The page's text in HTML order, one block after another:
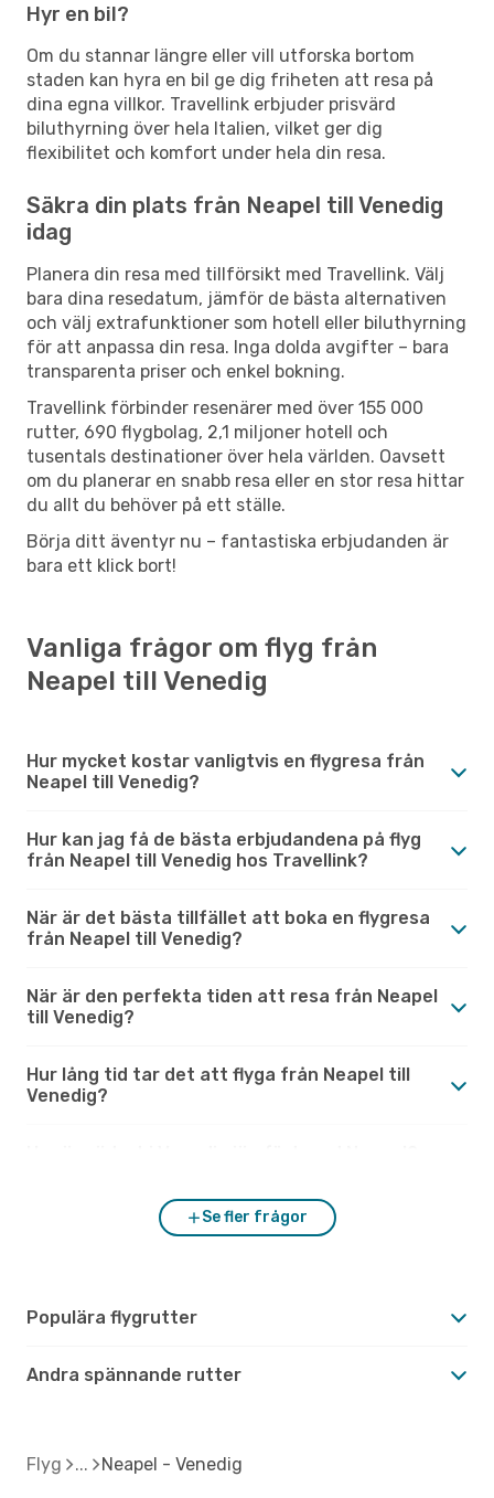
Hyr en bil?
Om du stannar längre eller vill utforska bortom
staden kan hyra en bil ge dig friheten att resa på
dina egna villkor. Travellink erbjuder prisvärd
biluthyrning över hela Italien, vilket ger dig
flexibilitet och komfort under hela din resa.
Säkra din plats från Neapel till Venedig
idag
Planera din resa med tillförsikt med Travellink. Välj
bara dina resedatum, jämför de bästa alternativen
och välj extrafunktioner som hotell eller biluthyrning
för att anpassa din resa. Inga dolda avgifter – bara
transparenta priser och enkel bokning.
Travellink förbinder resenärer med över 155 000
rutter, 690 flygbolag, 2,1 miljoner hotell och
tusentals destinationer över hela världen. Oavsett
om du planerar en snabb resa eller en stor resa hittar
du allt du behöver på ett ställe.
Börja ditt äventyr nu – fantastiska erbjudanden är
bara ett klick bort!
Vanliga frågor om flyg från
Neapel till Venedig
Hur mycket kostar vanligtvis en flygresa från
Neapel till Venedig?
Hur kan jag få de bästa erbjudandena på flyg
från Neapel till Venedig hos Travellink?
När är det bästa tillfället att boka en flygresa
från Neapel till Venedig?
När är den perfekta tiden att resa från Neapel
till Venedig?
Hur lång tid tar det att flyga från Neapel till
Venedig?
Se fler frågor
Populära flygrutter
Andra spännande rutter
Flyg Neapel - Venedig